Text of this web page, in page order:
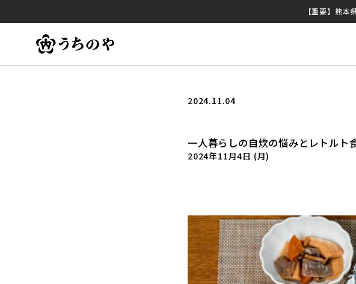
【重要】熊
2024.11.04
一人暮らしの自炊の悩みとレトルト
2024年11月4日 (月)